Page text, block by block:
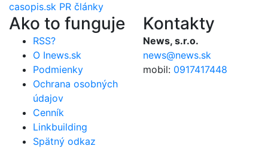
casopis.sk PR články
Ako to funguje
RSS?
O Inews.sk
Podmienky
Ochrana osobných
údajov
Cenník
Linkbuilding
Spätný odkaz
Kontakty
News, s.r.o.
news@news.sk
mobil: 0917417448